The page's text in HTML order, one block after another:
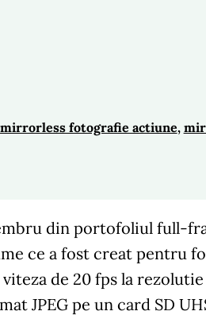
mirrorless fotografie actiune,
din portofoliul full-
ce a fost creat pentru
de 20 fps la
JPEG pe un card SD